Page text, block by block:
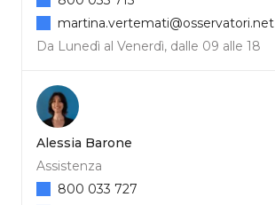
Da Lunedì al Venerdì, dalle 09 alle 18
martina.vertemati@osservatori.net
Alessia Barone
Assistenza
800 033 727